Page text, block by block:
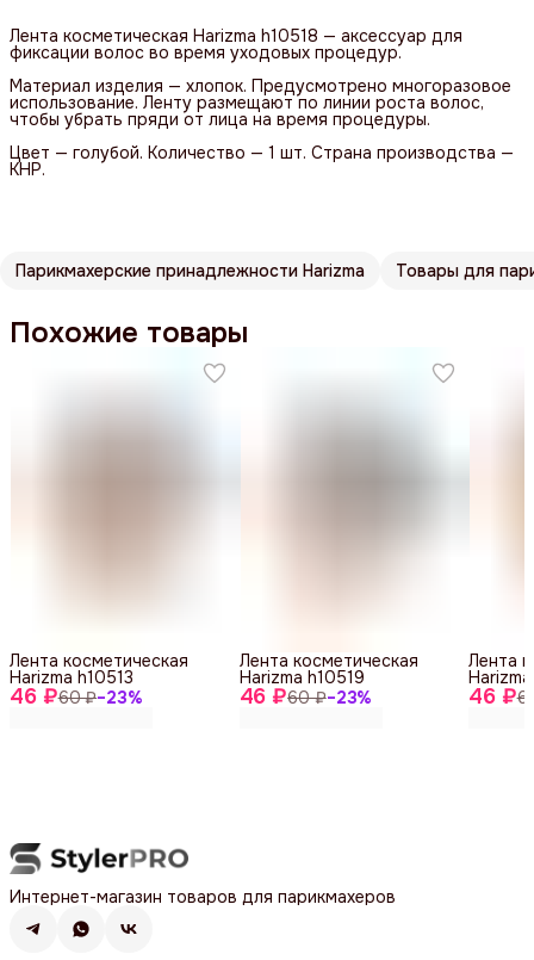
Лента косметическая Harizma h10518 — аксессуар для
фиксации волос во время уходовых процедур.
Материал изделия — хлопок. Предусмотрено многоразовое
использование. Ленту размещают по линии роста волос,
чтобы убрать пряди от лица на время процедуры.
Цвет — голубой. Количество — 1 шт. Страна производства —
КНР.
Парикмахерские принадлежности Harizma Товары для
Похожие товары
46 ₽60 ₽−23%
Лента косметическая
Harizma h10513
46 ₽60 ₽−23%
Лента косметическая
Harizma h10519
46 ₽
Лента
Интернет-магазин товаров для парикмахеров